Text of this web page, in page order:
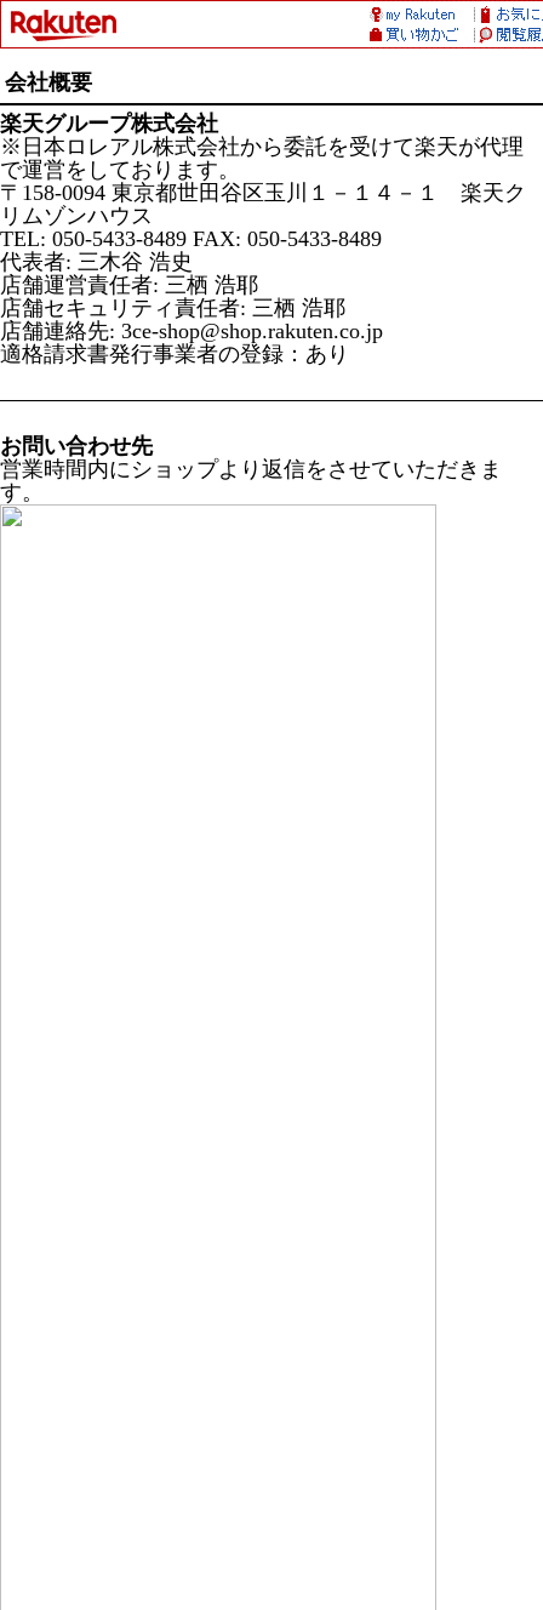
会社概要
楽天グループ株式会社
※日本ロレアル株式会社から委託を受けて楽天が代理
で運営をしております。
〒158-0094 東京都世田谷区玉川１－１４－１ 楽天ク
リムゾンハウス
TEL: 050-5433-8489 FAX: 050-5433-8489
代表者: 三木谷 浩史
店舗運営責任者: 三栖 浩耶
店舗セキュリティ責任者: 三栖 浩耶
店舗連絡先: 3ce-shop@shop.rakuten.co.jp
適格請求書発行事業者の登録：あり
お問い合わせ先
営業時間内にショップより返信をさせていただきま
す。